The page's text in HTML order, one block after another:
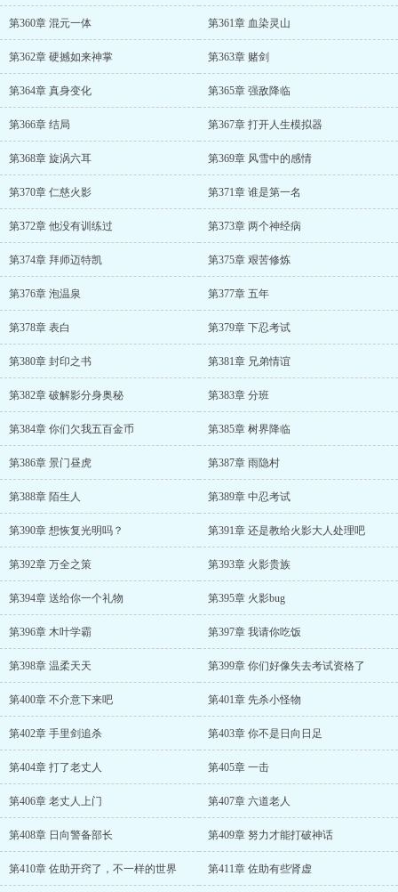
第360章 混元一体 第361章 血染灵山
第362章 硬撼如来神掌 第363章 赌剑
第364章 真身变化 第365章 强敌降临
第366章 结局 第367章 打开人生模拟器
第368章 旋涡六耳 第369章 风雪中的感情
第370章 仁慈火影 第371章 谁是第一名
第372章 他没有训练过 第373章 两个神经病
第374章 拜师迈特凯 第375章 艰苦修炼
第376章 泡温泉 第377章 五年
第378章 表白 第379章 下忍考试
第380章 封印之书 第381章 兄弟情谊
第382章 破解影分身奥秘 第383章 分班
第384章 你们欠我五百金币 第385章 树界降临
第386章 景门昼虎 第387章 雨隐村
第388章 陌生人 第389章 中忍考试
第390章 想恢复光明吗？ 第391章 还是教给火影大人处理吧
第392章 万全之策 第393章 火影贵族
第394章 送给你一个礼物 第395章 火影bug
第396章 木叶学霸 第397章 我请你吃饭
第398章 温柔天天 第399章 你们好像失去考试资格了
第400章 不介意下来吧 第401章 先杀小怪物
第402章 手里剑追杀 第403章 你不是日向日足
第404章 打了老丈人 第405章 一击
第406章 老丈人上门 第407章 六道老人
第408章 日向警备部长 第409章 努力才能打破神话
第410章 佐助开窍了，不一样的世界 第411章 佐助有些肾虚